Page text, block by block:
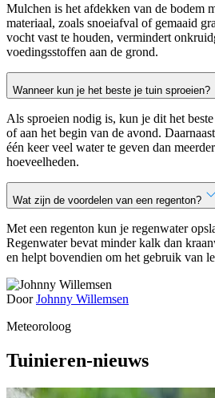
Mulchen is het afdekken van de bodem
materiaal, zoals snoeiafval of gemaaid
vocht vast te houden, vermindert
voedingsstoffen aan de grond.
Wanneer kun je het beste je tuin sproeien?
Als sproeien nodig is, kun je dit het
of aan het begin van de avond.
één keer veel water te geven dan
hoeveelheden.
Wat zijn de voordelen van een regenton?
Met een regenton kun je regenwater
Regenwater bevat minder kalk dan
en helpt bovendien om het gebruik van
DoorJohnny Willemsen
Meteoroloog
Tuinieren-nieuws